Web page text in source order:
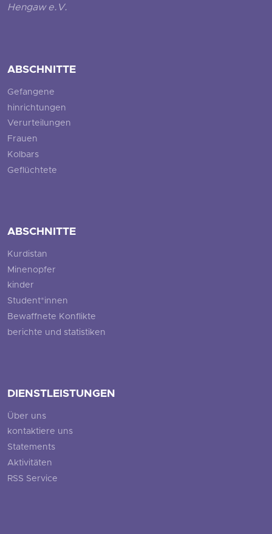
Hengaw e.V.
ABSCHNITTE
Gefangene
hinrichtungen
Verurteilungen
Frauen
Kolbars
Geflüchtete
ABSCHNITTE
Kurdistan
Minenopfer
kinder
Student*innen
Bewaffnete Konflikte
berichte und statistiken
DIENSTLEISTUNGEN
Über uns
kontaktiere uns
Statements
Aktivitäten
RSS Service